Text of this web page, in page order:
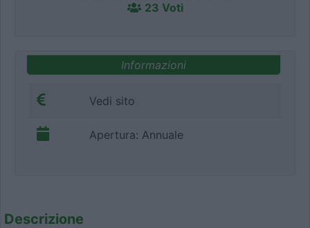
23 Voti
Informazioni
Vedi sito
Apertura: Annuale
Descrizione